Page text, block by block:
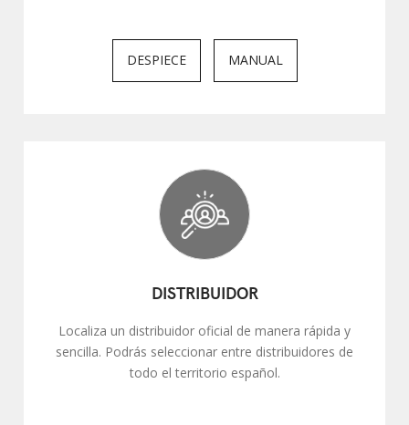
DESPIECE MANUAL
DISTRIBUIDOR
Localiza un distribuidor oficial de manera rápida y
sencilla. Podrás seleccionar entre distribuidores de
todo el territorio español.